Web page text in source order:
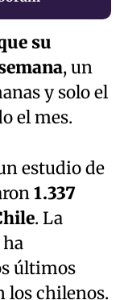
su
, un
y solo el
el mes.
estudio de
1.337
. La
últimos
los chilenos.